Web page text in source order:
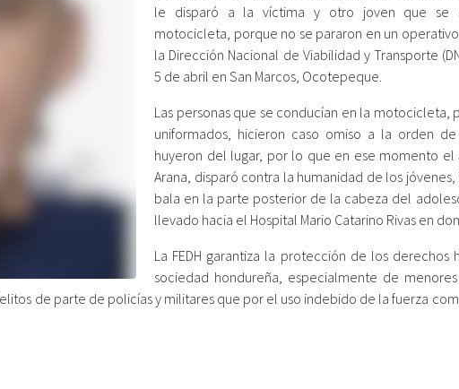
le disparó a la víctima y otro joven que se
motocicleta, porque no se pararon en un
la Dirección Nacional de Viabilidad y Transporte
5 de abril en San Marcos, Ocotepeque.
Las personas que se conducían en la motocicleta,
uniformados, hicieron caso omiso a la orden
huyeron del lugar, por lo que en ese momento el
Arana, disparó contra la humanidad de los
bala en la parte posterior de la cabeza del
llevado hacia el Hospital Mario Catarino Rivas en
La FEDH garantiza la protección de los derechos
sociedad hondureña, especialmente de
de parte de policías y militares que por el uso indebido de la fuerza